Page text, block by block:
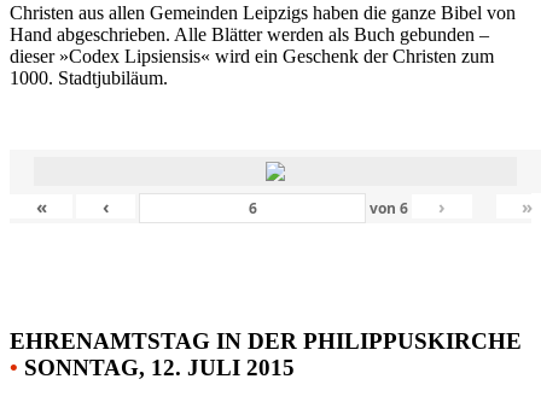
Christen aus allen Gemeinden Leipzigs haben die ganze Bibel von
Hand abgeschrieben. Alle Blätter werden als Buch gebunden –
dieser »Codex Lipsiensis« wird ein Geschenk der Christen zum
1000. Stadtjubiläum.
« ‹ von6 › »
EHRENAMTSTAG IN DER PHILIPPUSKIRCHE
• SONNTAG, 12. JULI 2015